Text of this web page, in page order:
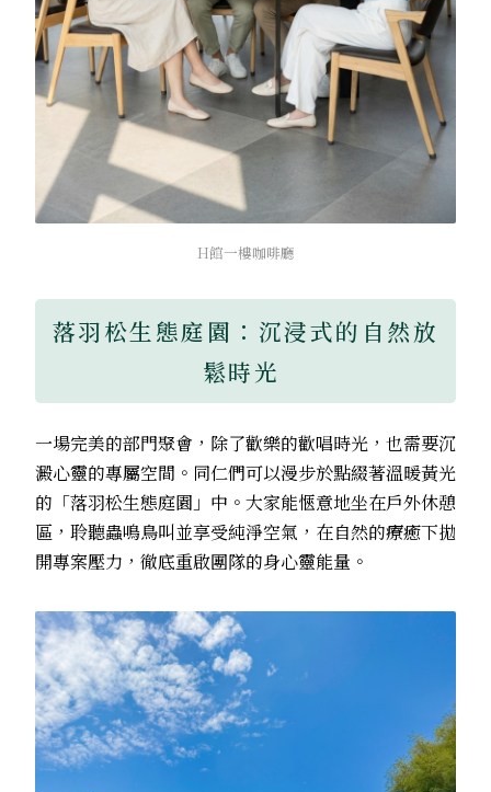
H館一樓咖啡廳
落羽松生態庭園：沉浸式的自然放
鬆時光
一場完美的部門聚會，除了歡樂的歡唱時光，也需要沉
澱心靈的專屬空間。同仁們可以漫步於點綴著溫暖黃光
的「落羽松生態庭園」中。大家能愜意地坐在戶外休憩
區，聆聽蟲鳴鳥叫並享受純淨空氣，在自然的療癒下拋
開專案壓力，徹底重啟團隊的身心靈能量。